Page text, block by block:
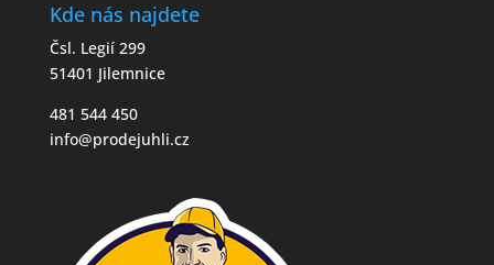
Kde nás najdete
Čsl. Legií 299
51401 Jilemnice
481 544 450
info@prodejuhli.cz